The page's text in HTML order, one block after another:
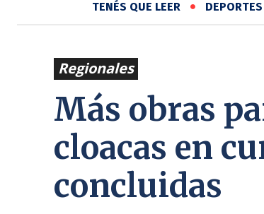
TENÉS QUE LEER DEPORTES
Regionales
Más obras
cloacas en
concluidas